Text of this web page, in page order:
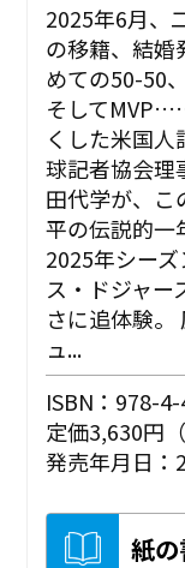
2025年6月、
の移籍、結婚
めての50-50
そして
くした米国
球記者協会理
田代学が、こ
平の伝説的一
2025年シー
ス・ドジャ
さに追体験。
ュ...
ISBN：978-
定価3,630円
発売年月日：
紙